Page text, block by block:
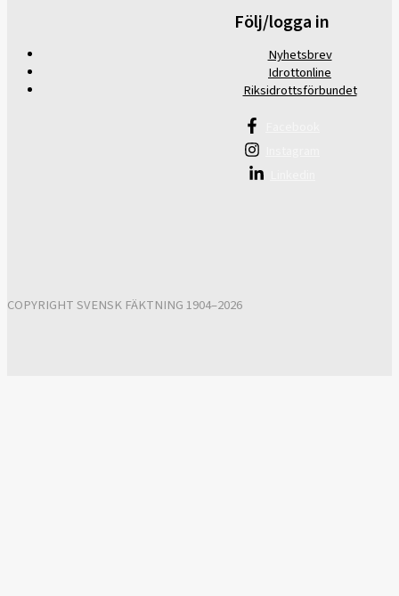
Följ/logga in
Nyhetsbrev
Idrottonline
Riksidrottsförbundet
COPYRIGHT SVENSK FÄKTNING 1904–2026